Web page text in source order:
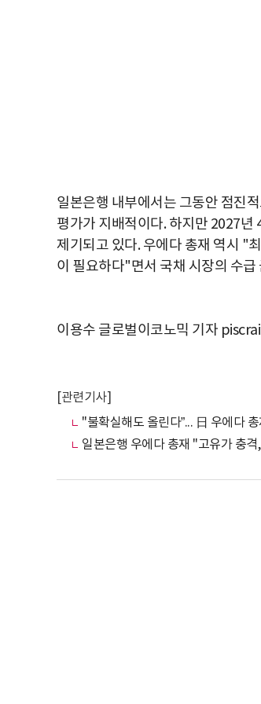
일본은행 내부에서는 그동안 점진
평가가 지배적이다. 하지만 2027년
제기되고 있다. 우에다 총재 역시 "
이 필요하다"면서 국채 시장의 수
이용수 글로벌이코노믹 기자
[관련기사]
"불확실해도 올린다”... 日 우에다
일본은행 우에다 총재 "고유가 충